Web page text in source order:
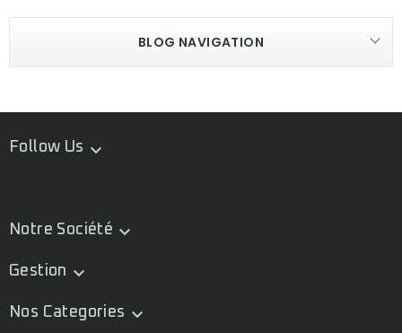
BLOG NAVIGATION
Follow Us 
Notre Société 
Gestion 
Nos Categories 